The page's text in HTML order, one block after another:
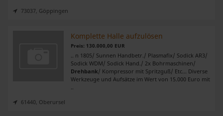
73037, Göppingen
Komplette Halle aufzulösen
Preis: 130.000,00 EUR
.. n 1805/ Sunnen Handbetr./ Plasmafix/ Sodick AR3/
Sodick WDM/ Sodick Hand./ 2x Bohrmaschinen/
Drehbank/ Kompressor mit Spritzguß/ Etc... Diverse
Werkzeuge und Aufsätze im Wert von 15.000 Euro mit
61440, Oberursel